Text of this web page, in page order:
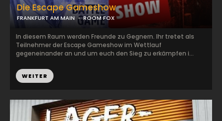
Die Escape Gameshow
FRANKFURT AM MAIN ROOM FOX
In diesem Raum werden Freunde zu Gegnern. Ihr tretet als
Teilnehmer der Escape Gameshow im Wettlauf
gegeneinander an und um euch den Sieg zu erkämpfen i...
WEITER